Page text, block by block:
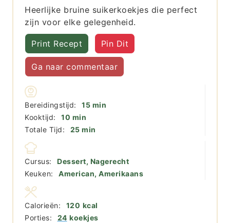
Heerlijke bruine suikerkoekjes die perfect
zijn voor elke gelegenheid.
Print Recept Pin Dit
Ga naar commentaar
Bereidingstijd: 15minuten
min
Kooktijd:
10 minuten
min
Totale Tijd:
25minuten
min
Cursus:
Dessert, Nagerecht
Keuken:
American, Amerikaans
Porties: 24 koekjes
Calorieën: 120 kcal